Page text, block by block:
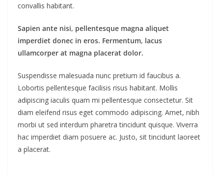
convallis habitant.
Sapien ante nisi, pellentesque magna aliquet
imperdiet donec in eros. Fermentum, lacus
ullamcorper at magna placerat dolor.
Suspendisse malesuada nunc pretium id faucibus a.
Lobortis pellentesque facilisis risus habitant. Mollis
adipiscing iaculis quam mi pellentesque consectetur. Sit
diam eleifend risus eget commodo adipiscing. Amet, nibh
morbi ut sed interdum pharetra tincidunt quisque. Viverra
hac imperdiet diam posuere ac. Justo, sit tincidunt laoreet
a placerat.